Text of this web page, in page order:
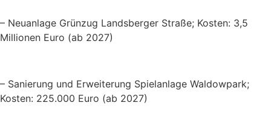
– Neuanlage Grünzug Landsberger Straße; Kosten: 3,5
Millionen Euro (ab 2027)
– Sanierung und Erweiterung Spielanlage Waldowpark;
Kosten: 225.000 Euro (ab 2027)